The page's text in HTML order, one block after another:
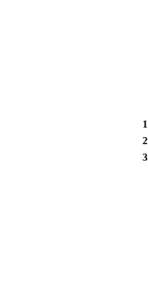
1
2
3